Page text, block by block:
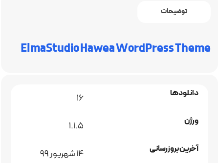
توضیحات
ElmaStudio Hawea WordPress Theme
دانلودها 16
ورژن 1.1.5
آخرین بروزرسانی ۱۴ شهریور ۹۹